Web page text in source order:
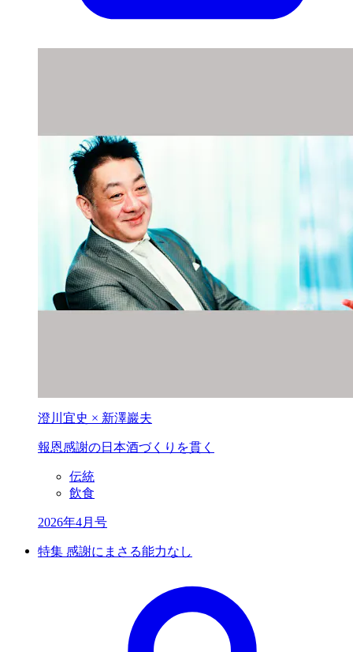
澄川宜史 × 新澤巖夫
報恩感謝の日本酒づくりを貫く
伝統
飲食
2026年4月号
特集 感謝にまさる能力なし